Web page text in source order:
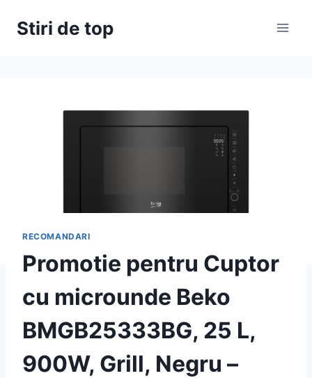
Stiri de top
RECOMANDARI
Promotie pentru Cuptor
cu microunde Beko
BMGB25333BG, 25 L,
900W, Grill, Negru –